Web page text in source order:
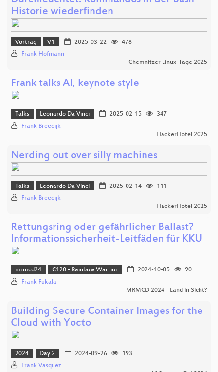
Historie wiederfinden
Vortrag V1 2025-03-22
478
Frank Hofmann
Chemnitzer Linux-Tage 2025
Frank talks AI, keynote style
Talks Leonardo Da Vinci 2025-02-15
347
Frank Breedijk
HackerHotel 2025
Nerding out over silly machines
Talks Leonardo Da Vinci 2025-02-14
111
Frank Breedijk
HackerHotel 2025
Rettungsring oder gefährlicher Ballast?
Informationssicherheit-Leitfäden für KKU
mrmcd24 C120 - Rainbow Warrior 2024-10-05
90
Frank Fukala
MRMCD 2024 - Land in Sicht?
Building Secure Container Images for the
Cloud with Yocto
2024 Day 2 2024-09-26
193
Frank Vasquez